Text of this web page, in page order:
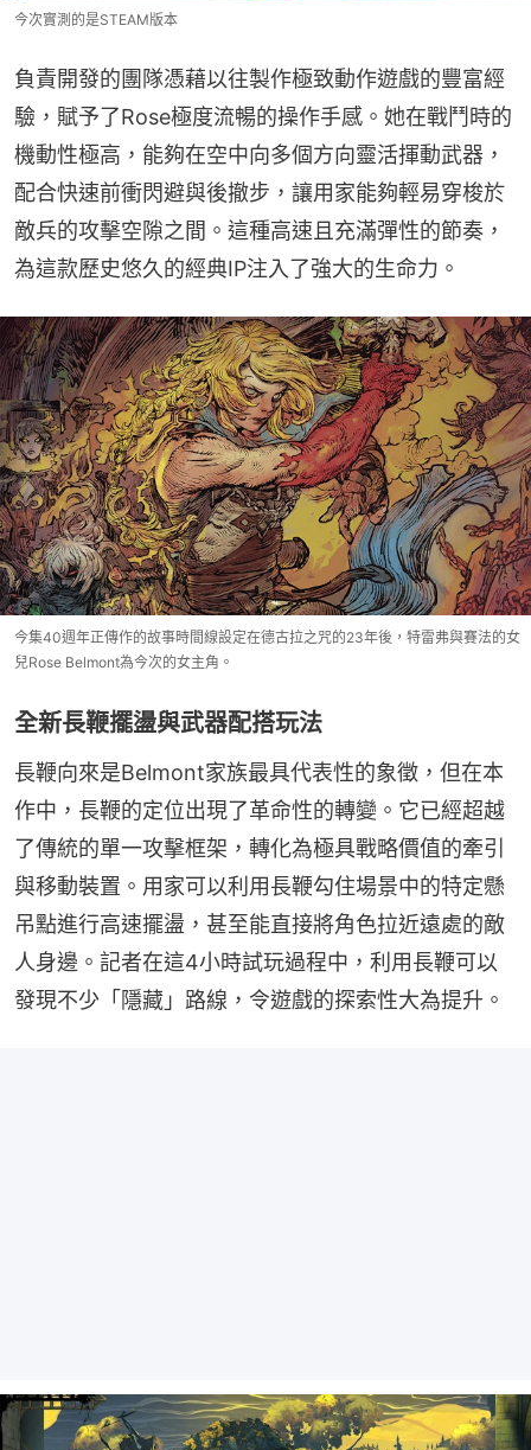
今次實測的是STEAM版本
負責開發的團隊憑藉以往製作極致動作遊戲的豐富經
驗，賦予了Rose極度流暢的操作手感。她在戰鬥時的
機動性極高，能夠在空中向多個方向靈活揮動武器，
配合快速前衝閃避與後撤步，讓用家能夠輕易穿梭於
敵兵的攻擊空隙之間。這種高速且充滿彈性的節奏，
為這款歷史悠久的經典IP注入了強大的生命力。
今集40週年正傳作的故事時間線設定在德古拉之咒的23年後，特雷弗與賽法的女
兒Rose Belmont為今次的女主角。
全新長鞭擺盪與武器配搭玩法
長鞭向來是Belmont家族最具代表性的象徵，但在本
作中，長鞭的定位出現了革命性的轉變。它已經超越
了傳統的單一攻擊框架，轉化為極具戰略價值的牽引
與移動裝置。用家可以利用長鞭勾住場景中的特定懸
吊點進行高速擺盪，甚至能直接將角色拉近遠處的敵
人身邊。記者在這4小時試玩過程中，利用長鞭可以
發現不少「隱藏」路線，令遊戲的探索性大為提升。